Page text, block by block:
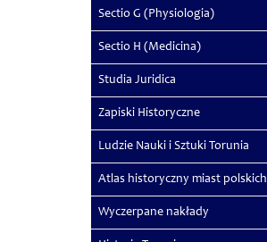
Sectio G (Physiologia)
Sectio H (Medicina)
Studia Juridica
Zapiski Historyczne
Ludzie Nauki i Sztuki Torunia
Atlas historyczny miast polskich
Wyczerpane nakłady